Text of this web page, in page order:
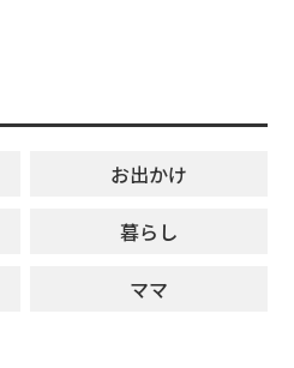
お出かけ
暮らし
ママ